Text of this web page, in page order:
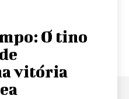
O tino
vitória